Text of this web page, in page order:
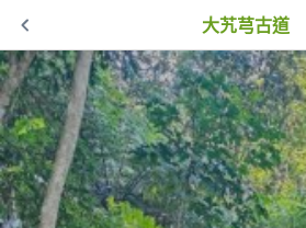
大艽芎古道